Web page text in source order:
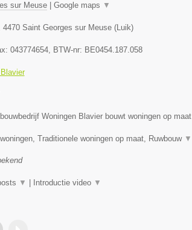
sur Meuse| Google maps ▼
4470 Saint Georges sur Meuse(Luik)
043774654, BTW-nr: BE0454.187.058
Woningen Blavier bouwt woningen op maat
Traditionele woningen op maat, Ruwbouw ▼
▼ Introductie video ▼